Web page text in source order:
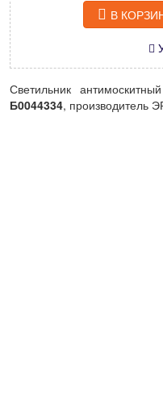
В
Светильник
Б0044334, производитель